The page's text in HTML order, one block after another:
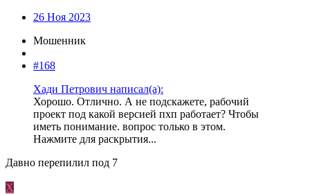
26 Ноя 2023
Мошенник
#168
Хади Петрович написал(а):
Хорошо. Отлично. А не подскажете, рабочий
проект под какой версией пхп работает? Чтобы
иметь понимание. вопрос только в этом.
Нажмите для раскрытия...
Давно перепилил под 7
Х